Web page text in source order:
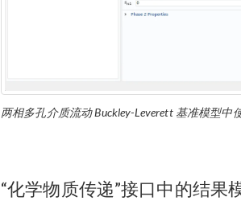
两相多孔介质流动 Buckley-Leverett 基准模型中
“化学物质传递”接口中的结果